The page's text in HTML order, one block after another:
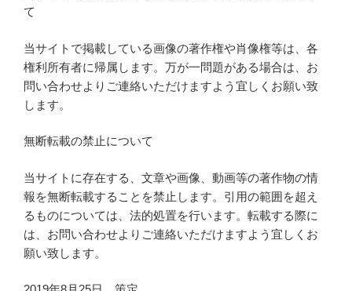
て
当サイトで掲載している画像の著作権や肖像権等は、各
権利所有者に帰属します。万が一問題がある場合は、お
問い合わせよりご連絡いただけますよう宜しくお願い致
します。
無断転載の禁止について
当サイトに存在する、文章や画像、動画等の著作物の情
報を無断転載することを禁止します。引用の範囲を超え
るものについては、法的処置を行います。転載する際に
は、お問い合わせよりご連絡いただけますよう宜しくお
願い致します。